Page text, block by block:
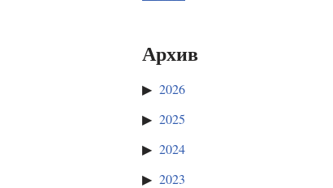
Архив
2026
2025
2024
2023